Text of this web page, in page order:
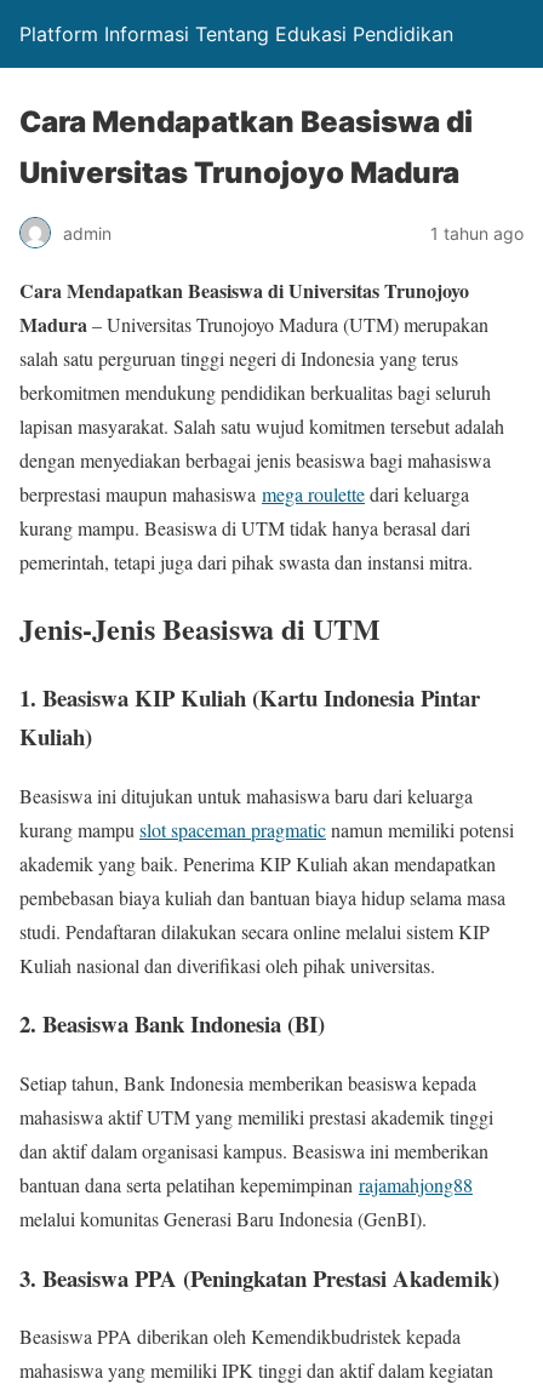
Platform Informasi Tentang Edukasi Pendidikan
Cara Mendapatkan Beasiswa di
Universitas Trunojoyo Madura
admin 1 tahun ago
Cara Mendapatkan Beasiswa di Universitas Trunojoyo
Madura– Universitas Trunojoyo Madura (UTM) merupakan
salah satu perguruan tinggi negeri di Indonesia yang terus
berkomitmen mendukung pendidikan berkualitas bagi seluruh
lapisan masyarakat. Salah satu wujud komitmen tersebut adalah
dengan menyediakan berbagai jenis beasiswa bagi mahasiswa
berprestasi maupun mahasiswa mega roulettedari keluarga
kurang mampu. Beasiswa di UTM tidak hanya berasal dari
pemerintah, tetapi juga dari pihak swasta dan instansi mitra.
Jenis-Jenis Beasiswa di UTM
1. Beasiswa KIP Kuliah (Kartu Indonesia Pintar
Kuliah)
Beasiswa ini ditujukan untuk mahasiswa baru dari keluarga
kurang mampu slot spaceman pragmaticnamun memiliki potensi
akademik yang baik. Penerima KIP Kuliah akan mendapatkan
pembebasan biaya kuliah dan bantuan biaya hidup selama masa
studi. Pendaftaran dilakukan secara online melalui sistem KIP
Kuliah nasional dan diverifikasi oleh pihak universitas.
2. Beasiswa Bank Indonesia (BI)
Setiap tahun, Bank Indonesia memberikan beasiswa kepada
mahasiswa aktif UTM yang memiliki prestasi akademik tinggi
dan aktif dalam organisasi kampus. Beasiswa ini memberikan
bantuan dana serta pelatihan kepemimpinan rajamahjong88
melalui komunitas Generasi Baru Indonesia (GenBI).
3. Beasiswa PPA (Peningkatan Prestasi Akademik)
Beasiswa PPA diberikan oleh Kemendikbudristek kepada
mahasiswa yang memiliki IPK tinggi dan aktif dalam kegiatan